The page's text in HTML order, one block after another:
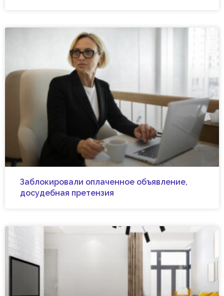
Заблокировали оплаченное объявление,
досудебная претензия